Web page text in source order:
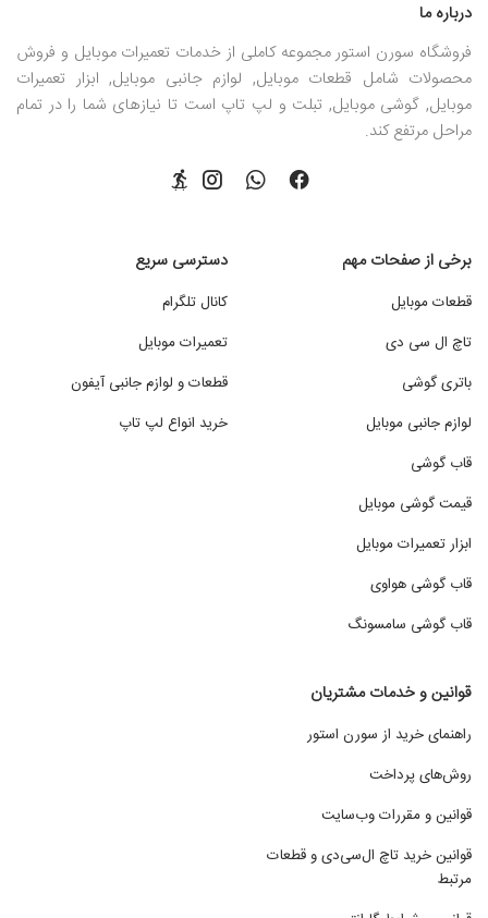
درباره ما
فروشگاه سورن استور مجموعه کاملی از خدمات تعمیرات موبایل و فروش
محصولات شامل قطعات موبایل, لوازم جانبی موبایل, ابزار تعمیرات
موبایل, گوشی موبایل, تبلت و لپ تاپ است تا نیازهای شما را در تمام
مراحل مرتفع کند.
برخی از صفحات مهم
قطعات موبایل
تاچ ال سی دی
باتری گوشی
لوازم جانبی موبایل
قاب گوشی
قیمت گوشی موبایل
ابزار تعمیرات موبایل
قاب گوشی هواوی
قاب گوشی سامسونگ
دسترسی سریع
کانال تلگرام
تعمیرات موبایل
قطعات و لوازم جانبی آیفون
خرید انواع لپ تاپ
قوانین و خدمات مشتریان
راهنمای خرید از سورن استور
روش‌های پرداخت
قوانین و مقررات وب‌سایت
قوانین خرید تاچ ال‌سی‌دی و قطعات
مرتبط